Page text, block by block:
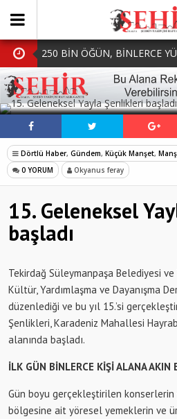
250 BİN ÖĞÜN, BİNLERCE
BAŞKAN MÜGE YILDIZ
BELEDİYECİLİKTE HİÇBİR
BIRAKMIYORUZ!’
MHP Çorlu İlçe Teşkilatında
Mazbatalar Alındı
Dolu Vurdu, Büyükşehir
SOFRALARDA BEREKETİ,
SOSYAL
Dörtlü Haber, Gündem, Küçük Manşet,
0 YORUM
Okyanus feray
15. Geleneksel
başladı
Tekirdağ Süleymanpaşa Belediyesi
Kültür, Yardımlaşma ve Dayanışma
düzenlediği ve bu yıl 15.’si
Şenlikleri, Karadeniz Mahallesi
alanında başladı.
İLK GÜN BİNLERCE KİŞİ ALANA AKIN
Gün boyu gerçekleştirilen konserlerin
bölgesine ait yöresel yemeklerin ve